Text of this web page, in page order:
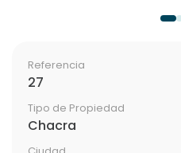
Referencia
27
Tipo de Propiedad
Chacra